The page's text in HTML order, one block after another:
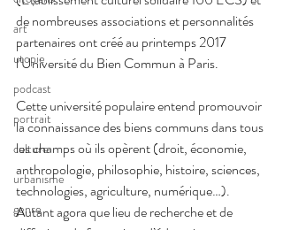
art
utopie
podcast
portrait
culture
urbanisme
genre
de nombreuses associations et personnalités
partenaires ont créé au printemps 2017
l’Université du Bien Commun à Paris.
Cette université populaire entend promouvoir
la connaissance des biens communs dans tous
les champs où ils opèrent (droit, économie,
anthropologie, philosophie, histoire, sciences,
technologies, agriculture, numérique…).
Autant agora que lieu de recherche et de